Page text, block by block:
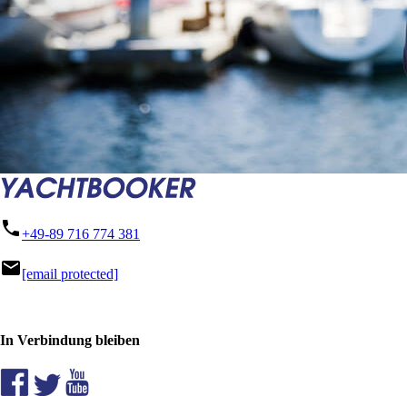
phone+49-89 716 774 381
mail[email protected]
In Verbindung bleiben